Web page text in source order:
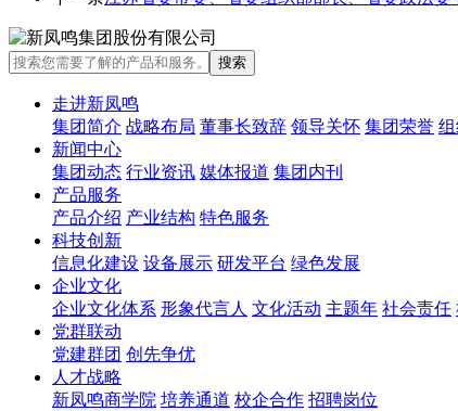
走进新凤鸣
集团简介 战略布局 董事长致辞 领导关怀 集团荣誉
新闻中心
集团动态 行业资讯 媒体报道 集团内刊
产品服务
产品介绍 产业结构 特色服务
科技创新
信息化建设 设备展示 研发平台 绿色发展
企业文化
企业文化体系 形象代言人 文化活动 主题年 社会责任
党群联动
党建群团 创先争优
人才战略
新凤鸣商学院 培养通道 校企合作 招聘岗位